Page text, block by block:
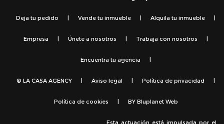
Deja tu pedido | Vende tu inmueble | Alquila tu inmueble |
Empresa | Únete a nosotros | Trabaja con nosotros |
Encuentra tu agencia |
© LA CASA AGENCY | Aviso legal | Política de privacidad |
Política de cookies | BY Bluplanet Web
Esta actuación está impulsada por el